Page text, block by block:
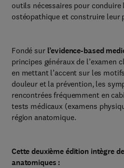
outils nécessaires pour conduire
ostéopathique et construire leur
Fondé sur l’evidence-based
principes généraux de l’examen
en mettant l’accent sur les
douleur et la prévention, les
rencontrées fréquemment en
tests médicaux (examens
région anatomique.
Cette deuxième édition intègre
anatomiques :